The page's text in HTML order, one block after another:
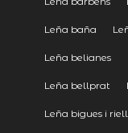
Leña baña
Leña belianes
Leña bellprat
Leña bigues i